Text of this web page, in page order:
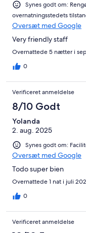
Synes godt om:
overnatningsstedets
Oversæt med Google
Very friendly staff
Overnattede 5 nætter i
0
Verificeret anmeldelse
8/10 Godt
Yolanda
2. aug. 2025
Synes godt om:
Oversæt med Google
Todo super bien
Overnattede 1 nat i juli
0
Verificeret anmeldelse